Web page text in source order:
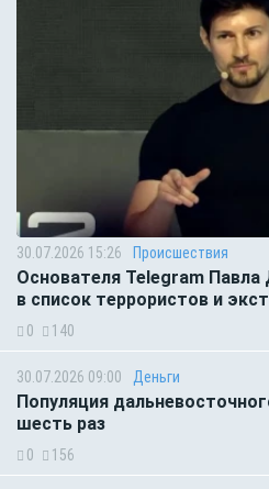
30.07.2026 15:26 Происшествия
Основателя Telegram Павла
в список террористов и
0 140
30.07.2026 09:00 Деньги
Популяция
шесть раз
0 156